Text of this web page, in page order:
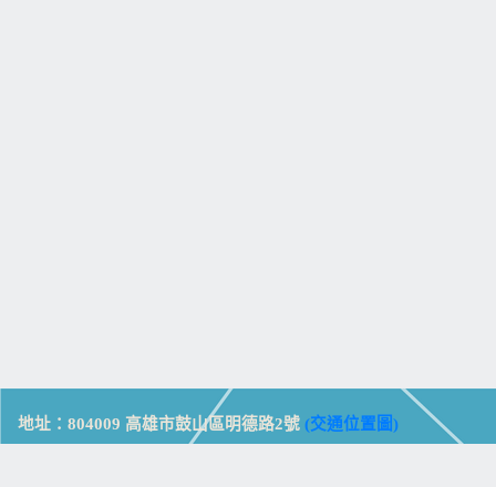
地址：804009 高雄市鼓山區明德路2號 (交通位置圖)